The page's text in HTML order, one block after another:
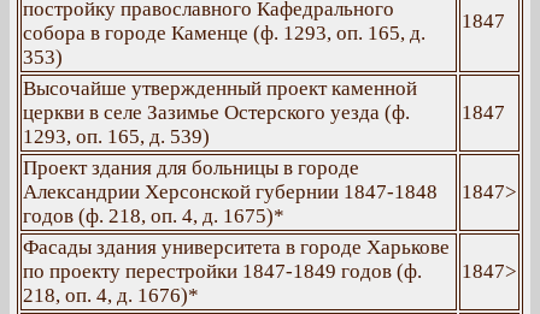
постройку православного Кафедрального
собора в городе Каменце (ф. 1293, оп. 165, д.
353)
1847
Высочайше утвержденный проект каменной
церкви в селе Зазимье Остерского уезда (ф.
1293, оп. 165, д. 539)
1847
Проект здания для больницы в городе
Александрии Херсонской губернии 1847-1848
годов (ф. 218, оп. 4, д. 1675)*
1847>
Фасады здания университета в городе Харькове
по проекту перестройки 1847-1849 годов (ф.
218, оп. 4, д. 1676)*
1847>